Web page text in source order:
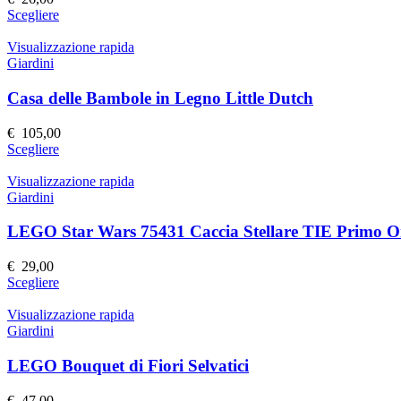
scelte
nella
pagina
prodotto
ScegliereQuesto
ha
Le
opzioni
possono
essere
scelte
nella
pagina
prodotto
Visualizzazione rapida
Giardini
Casa delle Bambole in Legno Little Dutch
€ 105,00
ScegliereQuesto
ha
Le
scelte
nella
pagina
prodotto
Visualizzazione rapida
Giardini
LEGO Star Wars 75431 Caccia Stellare TIE Primo
€ 29,00
ScegliereQuesto
ha
Le
opzioni
Visualizzazione rapida
Giardini
LEGO Bouquet di Fiori Selvatici